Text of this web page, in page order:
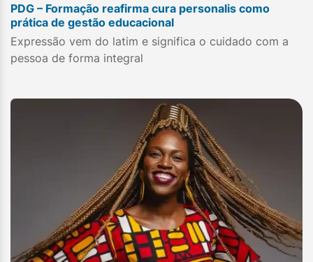
PDG – Formação reafirma cura personalis como
prática de gestão educacional
Expressão vem do latim e significa o cuidado com a
pessoa de forma integral